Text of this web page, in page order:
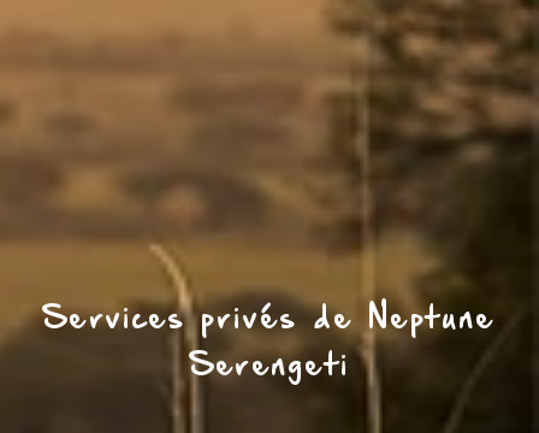
Services privés de Neptune
Serengeti